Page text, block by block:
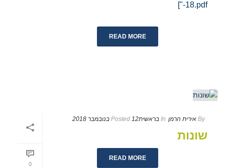
-18.pdf"]
READ MORE
0
By אירית הרמן In בראשית Posted 12 בנובמבר 2018
שונות
READ MORE